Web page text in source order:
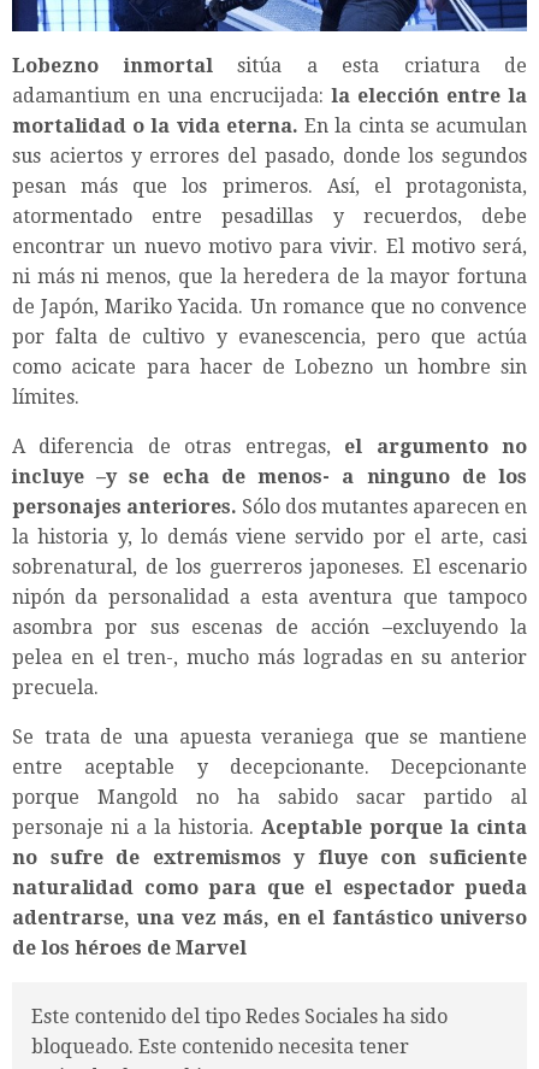
Lobezno inmortalsitúa a esta criatura de
adamantium en una encrucijada: la elección entre la
mortalidad o la vida eterna. En la cinta se acumulan
sus aciertos y errores del pasado, donde los segundos
pesan más que los primeros. Así, el protagonista,
atormentado entre pesadillas y recuerdos, debe
encontrar un nuevo motivo para vivir. El motivo será,
ni más ni menos, que la heredera de la mayor fortuna
de Japón, Mariko Yacida. Un romance que no convence
por falta de cultivo y evanescencia, pero que actúa
como acicate para hacer de Lobezno un hombre sin
límites.
A diferencia de otras entregas, el argumento no
incluye –y se echa de menos- a ninguno de los
personajes anteriores. Sólo dos mutantes aparecen en
la historia y, lo demás viene servido por el arte, casi
sobrenatural, de los guerreros japoneses. El escenario
nipón da personalidad a esta aventura que tampoco
asombra por sus escenas de acción –excluyendo la
pelea en el tren-, mucho más logradas en su anterior
precuela.
Se trata de una apuesta veraniega que se mantiene
entre aceptable y decepcionante. Decepcionante
porque Mangold no ha sabido sacar partido al
personaje ni a la historia. Aceptable porque la cinta
no sufre de extremismos y fluye con suficiente
naturalidad como para que el espectador pueda
adentrarse, una vez más, en el fantástico universo
de los héroes de Marvel
Este contenido del tipo Redes Sociales ha sido
bloqueado. Este contenido necesita tener